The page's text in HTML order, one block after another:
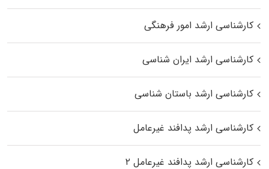
کارشناسی ارشد امور فرهنگی
کارشناسی ارشد ایران شناسی
کارشناسی ارشد باستان شناسی
کارشناسی ارشد پدافند غیرعامل
کارشناسی ارشد پدافند غیرعامل ۲